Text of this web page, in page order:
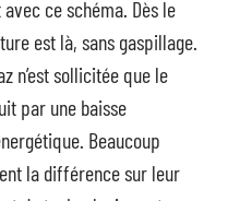
ce schéma. Dès le
est là, sans gaspillage.
n’est sollicitée que le
par une baisse
Beaucoup
la différence sur leur